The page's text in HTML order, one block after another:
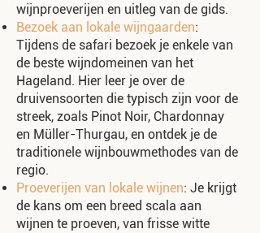
wijnproeverijen en uitleg van de gids.
Bezoek aan lokale wijngaarden:
Tijdens de safari bezoek je enkele van
de beste wijndomeinen van het
Hageland. Hier leer je over de
druivensoorten die typisch zijn voor de
streek, zoals Pinot Noir, Chardonnay
en Müller-Thurgau, en ontdek je de
traditionele wijnbouwmethodes van de
regio.
Proeverijen van lokale wijnen: Je krijgt
de kans om een breed scala aan
wijnen te proeven, van frisse witte